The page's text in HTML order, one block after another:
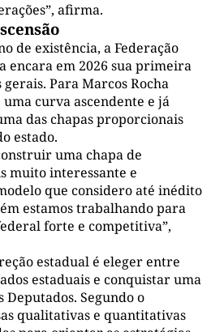
afirma.
de existência, a Federação
encara em 2026 sua primeira
Para Marcos Rocha
curva ascendente e já
das chapas proporcionais
estado.
uma chapa de
muito interessante e
que considero até inédito
estamos trabalhando para
forte e competitiva”,
estadual é eleger entre
estaduais e conquistar uma
Deputados. Segundo o
qualitativas e quantitativas